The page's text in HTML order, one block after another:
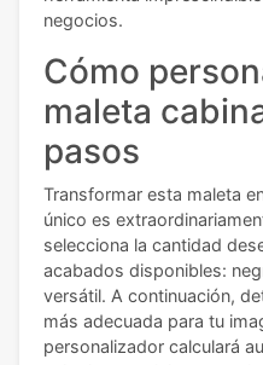
negocios.
Cómo
maleta
pasos
Transformar esta maleta
único es
selecciona la cantidad
acabados disponibles:
versátil. A continuación,
más adecuada para tu
personalizador calculará